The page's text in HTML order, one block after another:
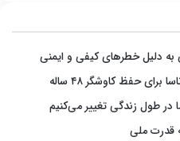
در طول زندگی تغییر می‌کنیم
قدرت ملی